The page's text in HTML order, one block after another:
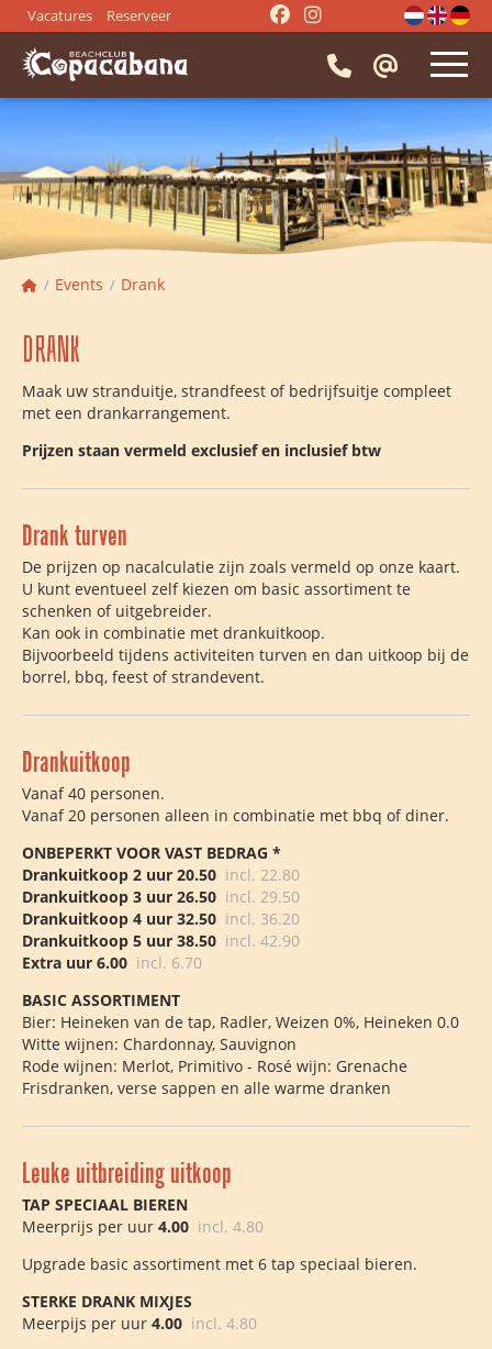
Vacatures Reserveer
HOME
RESTAURANT
Tafel reserveren
⭑Menukaart
EVENTS
⭑Bedrijfsuitje
⭑Hapjes
⭑Vergaderen
Strandfeest
IMPRESSIE
CONTACT
Events Drank
Drank
Maak uw stranduitje, strandfeest of bedrijfsuitje compleet
met een drankarrangement.
Prijzen staan vermeld exclusief en inclusief btw
Drank turven
De prijzen op nacalculatie zijn zoals vermeld op onze kaart.
U kunt eventueel zelf kiezen om basic assortiment te
schenken of uitgebreider.
Kan ook in combinatie met drankuitkoop.
Bijvoorbeeld tijdens activiteiten turven en dan uitkoop bij de
borrel, bbq, feest of strandevent.
Drankuitkoop
Vanaf 40 personen.
Vanaf 20 personen alleen in combinatie met bbq of diner.
ONBEPERKT VOOR VAST BEDRAG *
Drankuitkoop 2 uur 20.50 incl. 22.80
Drankuitkoop 3 uur 26.50 incl. 29.50
Drankuitkoop 4 uur 32.50 incl. 36.20
Drankuitkoop 5 uur 38.50 incl. 42.90
Extra uur 6.00 incl. 6.70
BASIC ASSORTIMENT
Bier: Heineken van de tap, Radler, Weizen 0%, Heineken 0.0
Witte wijnen: Chardonnay, Sauvignon
Rode wijnen: Merlot, Primitivo - Rosé wijn: Grenache
Frisdranken, verse sappen en alle warme dranken
Leuke uitbreiding uitkoop
TAP SPECIAAL BIEREN
Meerprijs per uur 4.00 incl. 4.80
Upgrade basic assortiment met 6 tap speciaal bieren.
STERKE DRANK MIXJES
Meerpijs per uur 4.00 incl. 4.80